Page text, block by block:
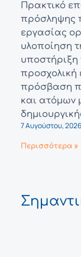
Πρακτικό
πρόσληψης
εργασίας
υλοποίηση
υποστήριξη
προσχολική
πρόσβαση
και ατόμων
7 Αυγούστου, 2026
Περισσότερα »